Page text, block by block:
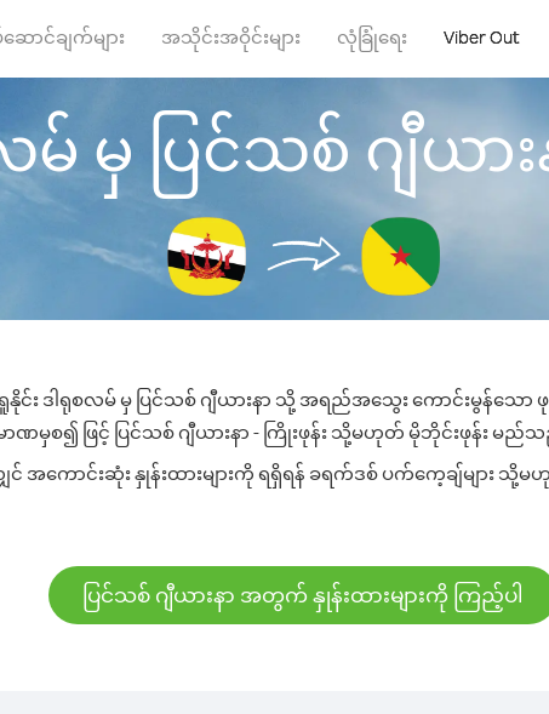
ောင်ချက်များ အသိုင်းအဝိုင်းများ လုံခြုံရေး Viber Out
မှ ပြင်သစ် ဂျီယာ
င်း ဒါရုစလမ် မှ ပြင်သစ် ဂျီယားနာ သို့ အရည်အသွေး ကောင်းမွန်သော
ာဏမှစ၍ ဖြင့် ပြင်သစ် ဂျီယားနာ - ကြိုးဖုန်း သို့မဟုတ် မိုဘိုင်းဖုန်း မည်
င် အကောင်းဆုံး နှုန်းထားများကို ရရှိရန် ခရက်ဒစ် ပက်ကေ့ချ်များ
ပြင်သစ် ဂျီယားနာ အတွက် နှုန်းထားများကို ကြည့်ပါ